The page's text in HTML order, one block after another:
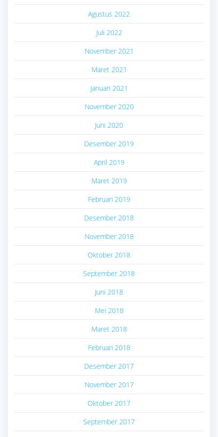
Agustus 2022
Juli 2022
November 2021
Maret 2021
Januari 2021
November 2020
Juni 2020
Desember 2019
April 2019
Maret 2019
Februari 2019
Desember 2018
November 2018
Oktober 2018
September 2018
Juni 2018
Mei 2018
Maret 2018
Februari 2018
Desember 2017
November 2017
Oktober 2017
September 2017